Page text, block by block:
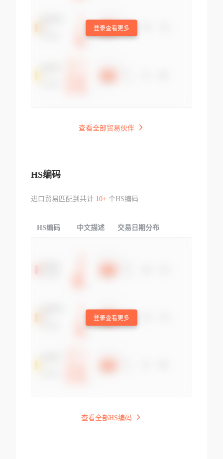
登录查看更多
查看全部贸易伙伴
HS编码
进口贸易匹配到共计 10+个HS编码
HS编码 中文描述 交易日期分布
登录查看更多
查看全部HS编码